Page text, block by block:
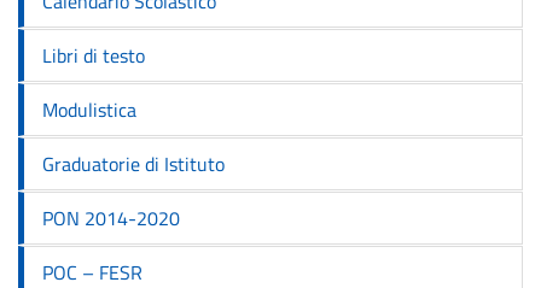
Libri di testo
Modulistica
Graduatorie di Istituto
PON 2014-2020
POC – FESR